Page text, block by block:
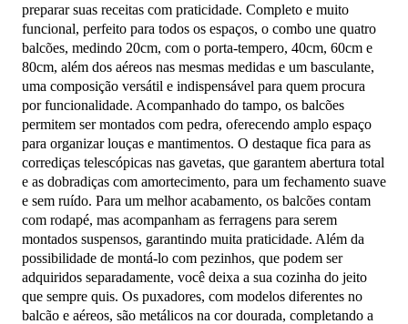
preparar suas receitas com praticidade. Completo e muito
funcional, perfeito para todos os espaços, o combo une quatro
balcões, medindo 20cm, com o porta-tempero, 40cm, 60cm e
80cm, além dos aéreos nas mesmas medidas e um basculante,
uma composição versátil e indispensável para quem procura
por funcionalidade. Acompanhado do tampo, os balcões
permitem ser montados com pedra, oferecendo amplo espaço
para organizar louças e mantimentos. O destaque fica para as
corrediças telescópicas nas gavetas, que garantem abertura total
e as dobradiças com amortecimento, para um fechamento suave
e sem ruído. Para um melhor acabamento, os balcões contam
com rodapé, mas acompanham as ferragens para serem
montados suspensos, garantindo muita praticidade. Além da
possibilidade de montá-lo com pezinhos, que podem ser
adquiridos separadamente, você deixa a sua cozinha do jeito
que sempre quis. Os puxadores, com modelos diferentes no
balcão e aéreos, são metálicos na cor dourada, completando a